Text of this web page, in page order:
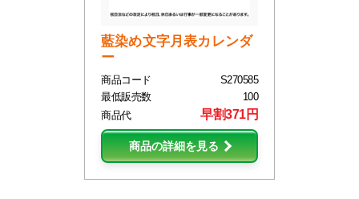
藍染め文字月表カレンダ
ー
商品コード
S270585
最低販売数
100
商品代
早割371円
商品の詳細を見る